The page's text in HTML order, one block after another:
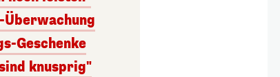
Überwachung
Geschenke
knusprig"